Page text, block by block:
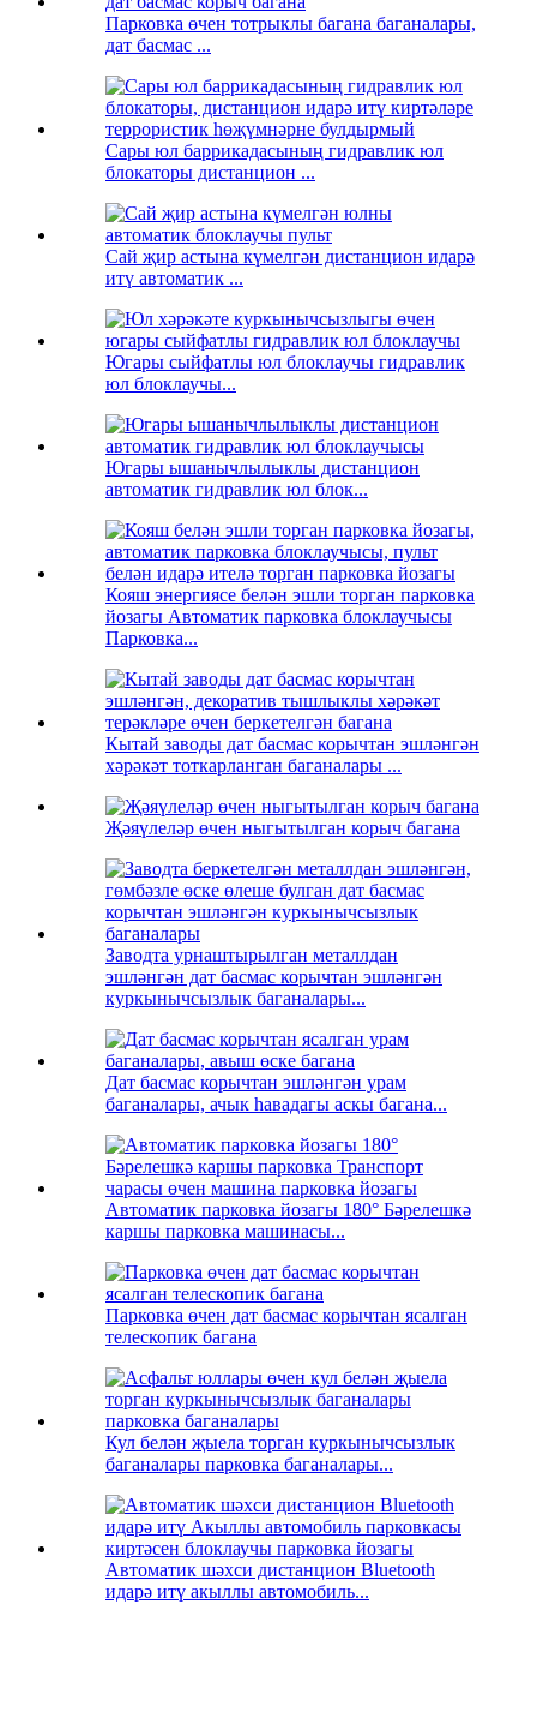
Парковка өчен тотрыклы багана баганалары,
дат басмас ...
Сары юл баррикадасының гидравлик юл
блокаторы дистанцион ...
Сай җир астына күмелгән дистанцион идарә
итү автоматик ...
Югары сыйфатлы юл блоклаучы гидравлик
юл блоклаучы...
Югары ышанычлылыклы дистанцион
автоматик гидравлик юл блок...
Кояш энергиясе белән эшли торган парковка
йозагы Автоматик парковка блоклаучысы
Парковка...
Кытай заводы дат басмас корычтан эшләнгән
хәрәкәт тоткарланган баганалары ...
Җәяүлеләр өчен ныгытылган корыч багана
Заводта урнаштырылган металлдан
эшләнгән дат басмас корычтан эшләнгән
куркынычсызлык баганалары...
Дат басмас корычтан эшләнгән урам
баганалары, ачык һавадагы аскы багана...
Автоматик парковка йозагы 180° Бәрелешкә
каршы парковка машинасы...
Парковка өчен дат басмас корычтан ясалган
телескопик багана
Кул белән җыела торган куркынычсызлык
баганалары парковка баганалары...
Автоматик шәхси дистанцион Bluetooth
идарә итү акыллы автомобиль...